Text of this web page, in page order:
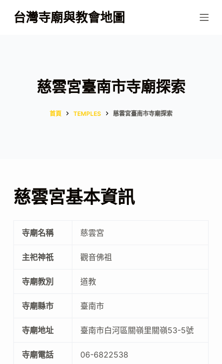
跳
至
台灣寺廟與教會地圖
慈雲宮臺南市寺廟探索
首頁 TEMPLES 慈雲宮臺南市寺廟探索
慈雲宮基本資訊
寺廟名稱 慈雲宮
主祀神祇 觀音佛祖
寺廟教別 道教
寺廟縣市 臺南市
寺廟地址 臺南市白河區關嶺里關嶺53-5號
寺廟電話 06-6822538